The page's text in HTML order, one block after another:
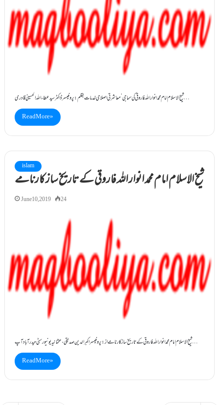
شیخ الاسلام امام محمد انوار اللہ فاروقی کی سماجی‘ معاشرتی اصلاحی خدمات بقلم : پروفیسر ڈاکٹرسید عطاء اللہ الحسینی قادری…
Read More »
islam
شیخ الاسلام امام محمد انوار اللہ فاروقی کے تاریخ ساز کارنامے
June 10, 2019 24
شیخ الاسلام امام محمد انوار اللہ فاروقی کے تاریخ ساز کارنامے از: پروفیسر اکبر الدین صدیقی ، عثمانیہ یونیورسٹی حیدرآباد آپ…
Read More »